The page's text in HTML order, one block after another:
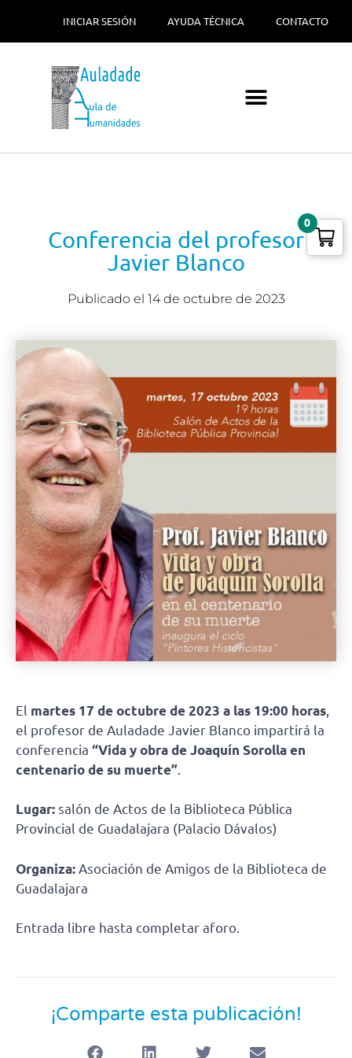
INICIAR SESIÓN AYUDA TÉCNICA CONTACTO
Conferencia del profesor
Javier Blanco
Publicado el 14 de octubre de 2023
El martes 17 de octubre de 2023 a las 19:00 horas
el profesor de Auladade Javier Blanco impartirá la
conferencia “Vida y obra de Joaquín Sorolla en
centenario de su muerte”
Lugar: salón de Actos de la Biblioteca Pública
Provincial de Guadalajara (Palacio Dávalos)
Organiza: Asociación de Amigos de la Biblioteca de
Guadalajara
Entrada libre hasta completar aforo.
¡Comparte esta publicación!
0